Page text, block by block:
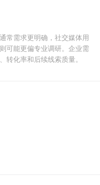
常需求更明确，社交媒体用
可能更偏专业调研。企业需
转化率和后续线索质量。